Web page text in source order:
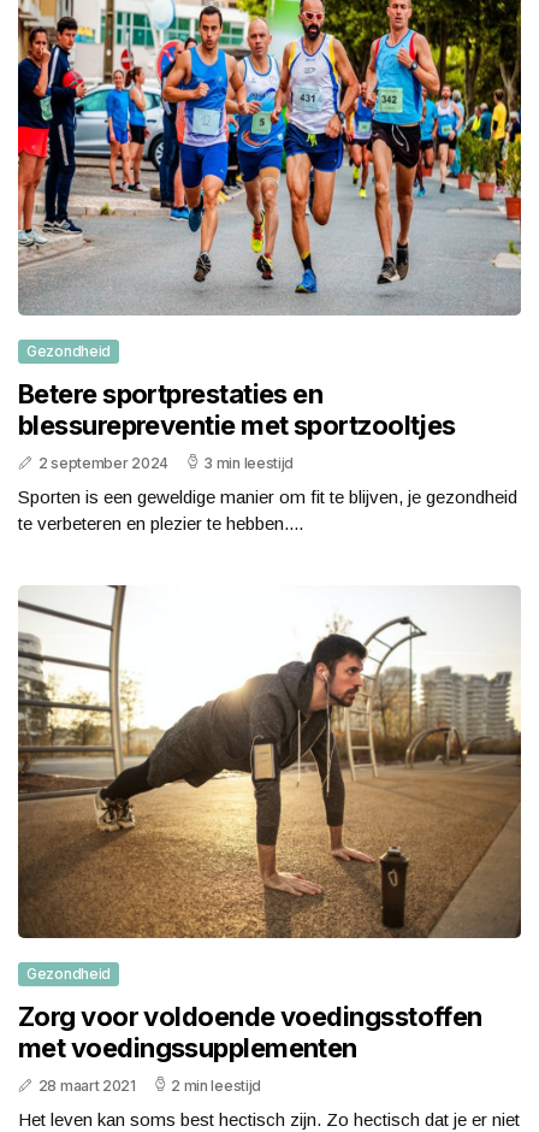
Gezondheid
Betere sportprestaties en
blessurepreventie met sportzooltjes
2 september 2024 3 min leestijd
Sporten is een geweldige manier om fit te blijven, je gezondheid
te verbeteren en plezier te hebben....
Gezondheid
Zorg voor voldoende voedingsstoffen
met voedingssupplementen
28 maart 2021 2 min leestijd
Het leven kan soms best hectisch zijn. Zo hectisch dat je er niet